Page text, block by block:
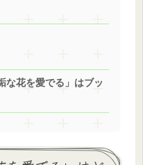
な花を愛でる」はブッ